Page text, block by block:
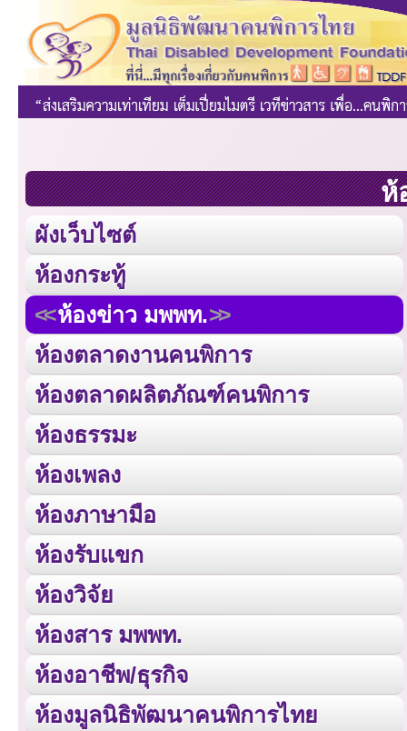
ห้
ผังเว็บไซต์
ห้องกระทู้
ห้องข่าว มพพท.
ห้องตลาดงานคนพิการ
ห้องตลาดผลิตภัณฑ์คนพิการ
ห้องธรรมะ
ห้องเพลง
ห้องภาษามือ
ห้องรับแขก
ห้องวิจัย
ห้องสาร มพพท.
ห้องอาชีพ/ธุรกิจ
ห้องมูลนิธิพัฒนาคนพิการไทย